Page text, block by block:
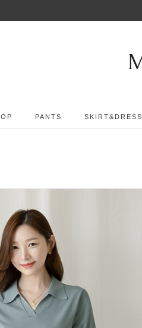
PANTS SKIRT&DRESS